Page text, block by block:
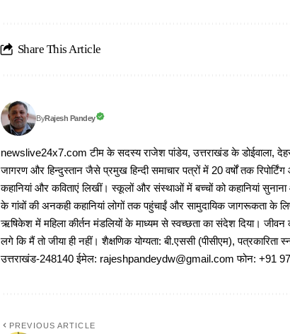
Share This Article
ByRajesh Pandey
newslive24x7.com टीम के सदस्य राजेश पांडेय, उत्तराखंड के डोईवाला,
जागरण और हिन्दुस्तान जैसे प्रमुख हिन्दी समाचार पत्रों में 20 वर्षों तक
कहानियां और कविताएं लिखीं। स्कूलों और संस्थाओं में बच्चों को कहानियां
के गांवों की अनकही कहानियां लोगों तक पहुंचाईं और सामुदायिक जागरूकता के
ऋषिकेश में महिला कीर्तन मंडलियों के माध्यम से स्वच्छता का संदेश दिया। जीवन
लगे कि मैं तो जीया ही नहीं। शैक्षणिक योग्यता: बी.एससी (पीसीएम),
उत्तराखंड-248140 ईमेल: rajeshpandeydw@gmail.com फोन: +91
PREVIOUS ARTICLE